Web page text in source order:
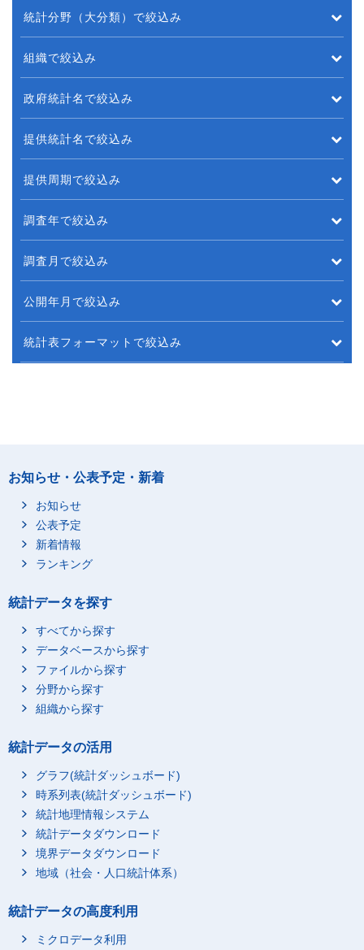
統計分野（大分類）で絞込み
組織で絞込み
政府統計名で絞込み
提供統計名で絞込み
提供周期で絞込み
調査年で絞込み
調査月で絞込み
公開年月で絞込み
統計表フォーマットで絞込み
お知らせ・公表予定・新着
お知らせ
公表予定
新着情報
ランキング
統計データを探す
すべてから探す
データベースから探す
ファイルから探す
分野から探す
組織から探す
統計データの活用
グラフ(統計ダッシュボード)
時系列表(統計ダッシュボード)
統計地理情報システム
統計データダウンロード
境界データダウンロード
地域（社会・人口統計体系）
統計データの高度利用
ミクロデータ利用